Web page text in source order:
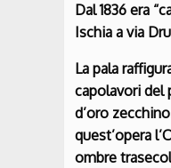
Dal 1836 era
Ischia a via
La pala
capolavori del
d’oro
quest’opera
ombre